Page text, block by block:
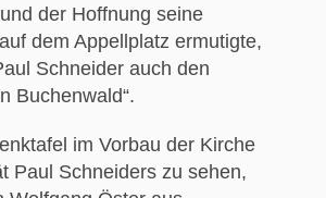
der Hoffnung seine
dem Appellplatz ermutigte,
Schneider auch den
Buchenwald“.
im Vorbau der Kirche
Paul Schneiders zu sehen,